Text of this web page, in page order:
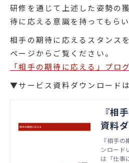
研修を通じて上述した姿勢の
待に応える意識を持ってもらい
相手の期待に応えるスタンス
ページからご覧ください。
「相手の期待に応える」プロ
▼サービス資料ダウンロード
『相
資料
『相手
ンロード
は「仕事